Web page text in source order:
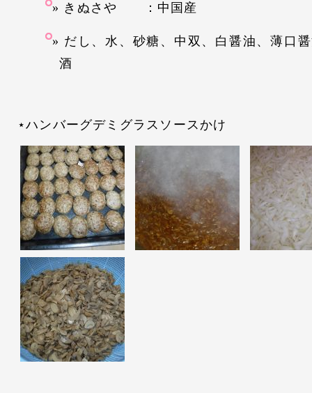
きぬさや ：中国産
だし、水、砂糖、中双、白醤油、薄口
酒
⋆ハンバーグデミグラスソースかけ